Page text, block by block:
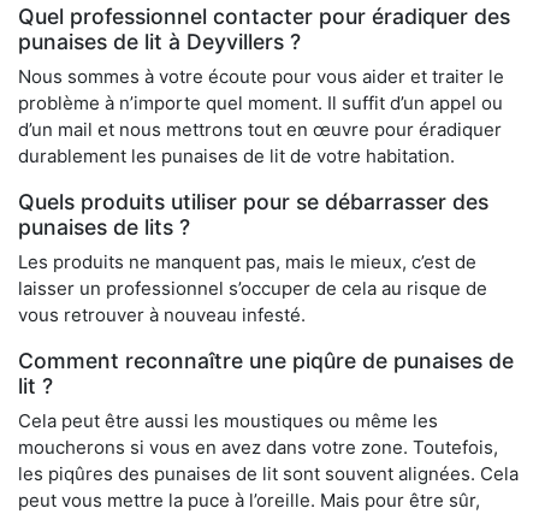
Quel professionnel contacter pour éradiquer des
punaises de lit à Deyvillers ?
Nous sommes à votre écoute pour vous aider et traiter le
problème à n’importe quel moment. Il suffit d’un appel ou
d’un mail et nous mettrons tout en œuvre pour éradiquer
durablement les punaises de lit de votre habitation.
Quels produits utiliser pour se débarrasser des
punaises de lits ?
Les produits ne manquent pas, mais le mieux, c’est de
laisser un professionnel s’occuper de cela au risque de
vous retrouver à nouveau infesté.
Comment reconnaître une piqûre de punaises de
lit ?
Cela peut être aussi les moustiques ou même les
moucherons si vous en avez dans votre zone. Toutefois,
les piqûres des punaises de lit sont souvent alignées. Cela
peut vous mettre la puce à l’oreille. Mais pour être sûr,